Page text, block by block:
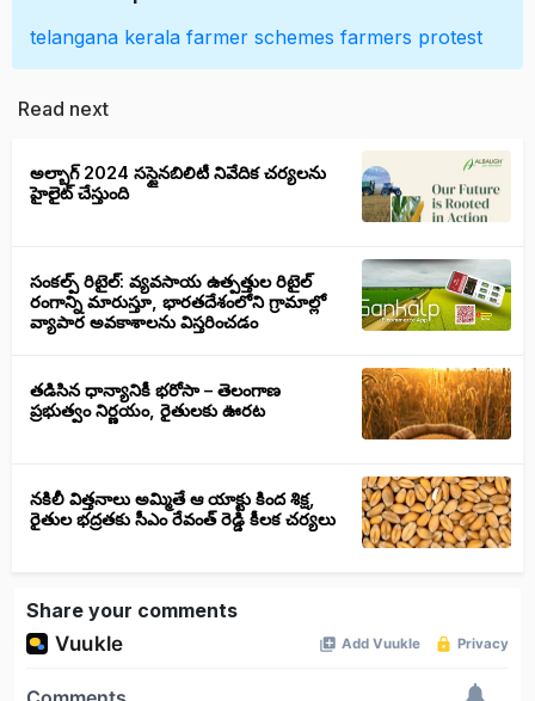
telangana kerala farmer schemes farmers protest
Read next
అల్బాగ్ 2024 సస్టైనబిలిటీ నివేదిక చర్యలను
హైలైట్ చేస్తుంది
సంకల్ప్ రిటైల్: వ్యవసాయ ఉత్పత్తుల రిటైల్
రంగాన్ని మారుస్తూ, భారతదేశంలోని గ్రామాల్లో
వ్యాపార అవకాశాలను విస్తరించడం
తడిసిన ధాన్యానికీ భరోసా – తెలంగాణ
ప్రభుత్వం నిర్ణయం, రైతులకు ఊరట
నకిలీ విత్తనాలు అమ్మితే ఆ యాక్టు కింద శిక్ష,
రైతుల భద్రతకు సీఎం రేవంత్ రెడ్డి కీలక చర్యలు
Share your comments